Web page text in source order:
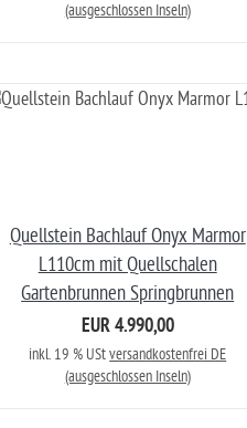
(ausgeschlossen Inseln)
Quellstein Bachlauf Onyx Marmor
L110cm mit Quellschalen
Gartenbrunnen Springbrunnen
EUR 4.990,00
inkl. 19 % UStversandkostenfrei DE
(ausgeschlossen Inseln)